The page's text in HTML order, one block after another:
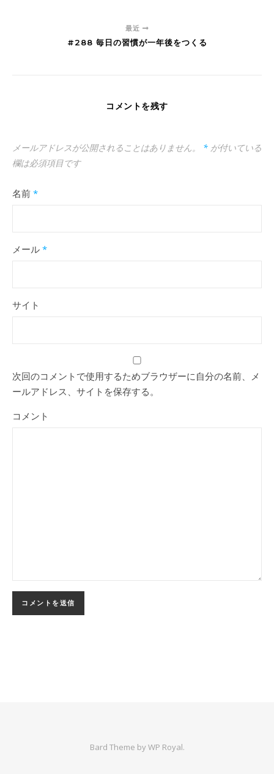
最近
#288 毎日の習慣が一年後をつくる
コメントを残す
メールアドレスが公開されることはありません。 * が付いている
欄は必須項目です
名前 *
メール *
サイト
次回のコメントで使用するためブラウザーに自分の名前、メ
ールアドレス、サイトを保存する。
コメント
Bard Theme byWP Royal.